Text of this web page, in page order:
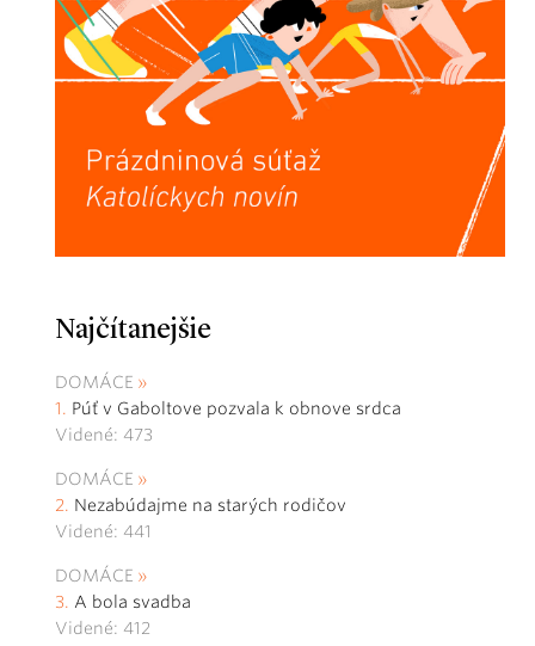
Najčítanejšie
DOMÁCE
Púť v Gaboltove pozvala k obnove srdca
Videné: 473
DOMÁCE
Nezabúdajme na starých rodičov
Videné: 441
DOMÁCE
A bola svadba
Videné: 412